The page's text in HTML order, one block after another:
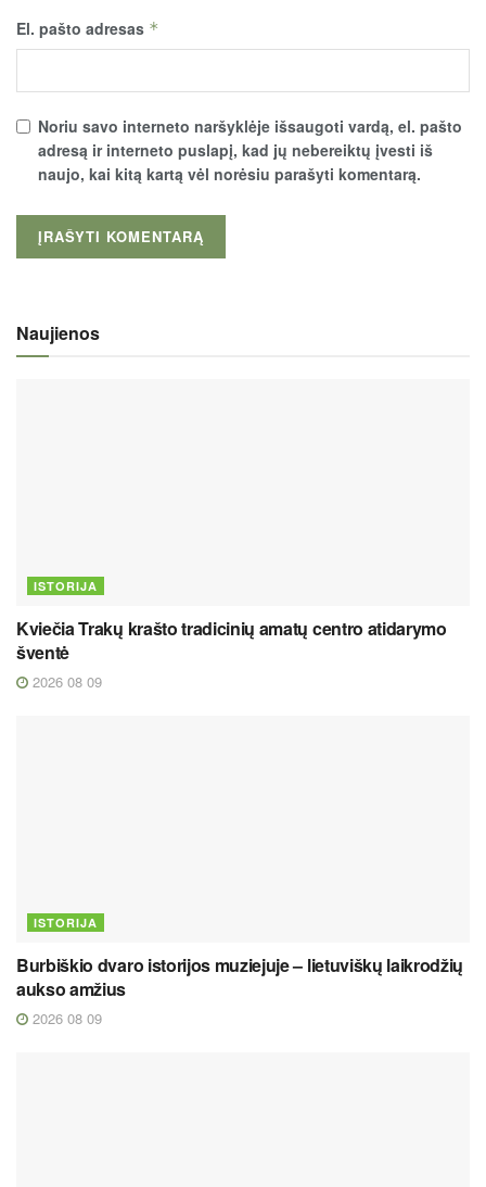
El. pašto adresas *
Noriu savo interneto naršyklėje išsaugoti vardą, el. pašto
adresą ir interneto puslapį, kad jų nebereiktų įvesti iš
naujo, kai kitą kartą vėl norėsiu parašyti komentarą.
Naujienos
ISTORIJA
Kviečia Trakų krašto tradicinių amatų centro atidarymo
šventė
2026 08 09
ISTORIJA
Burbiškio dvaro istorijos muziejuje – lietuviškų laikrodžių
aukso amžius
2026 08 09